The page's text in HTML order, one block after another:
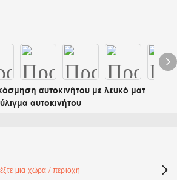
αυτοκινήτου με λευκό ματ
αυτοκινήτου
μια χώρα / περιοχή